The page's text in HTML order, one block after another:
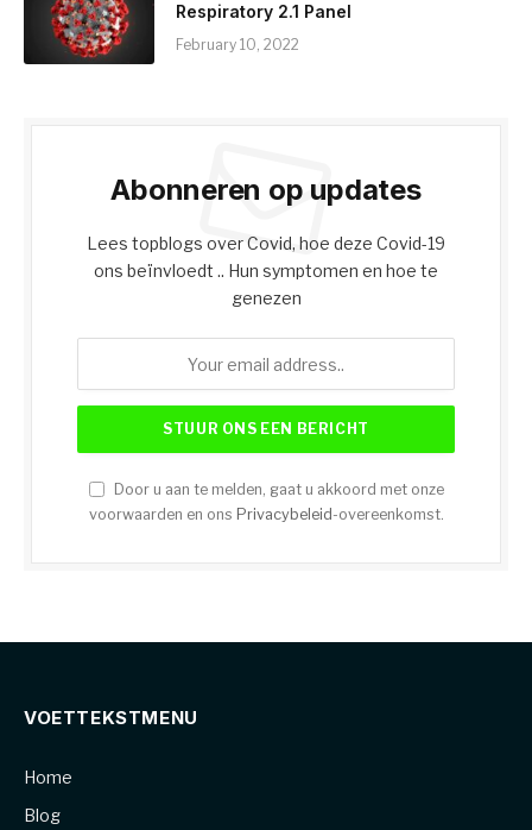
Respiratory 2.1 Panel
February 10, 2022
Abonneren op updates
Lees topblogs over Covid, hoe deze Covid-19
ons beïnvloedt .. Hun symptomen en hoe te
genezen
Door u aan te melden, gaat u akkoord met onze
voorwaarden en ons Privacybeleid -overeenkomst.
VOETTEKSTMENU
Home
Blog